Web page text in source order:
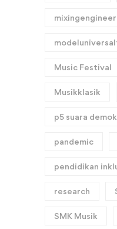
mixingengineer
Music Festival
Musikklasik
p5 suara
pandemic
pendidikan
research
SMK Musik